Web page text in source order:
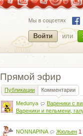
Мы в соцсетях
Войти или
Прямой эфир
Публикации Комментарии
Medunya Вареники с
Вареники и пельмени,
NONNAPINA Жюльен 1